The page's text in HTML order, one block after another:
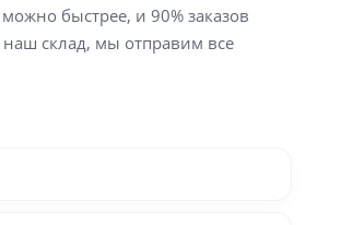
быстрее, и 90% заказов
наш склад, мы отправим все